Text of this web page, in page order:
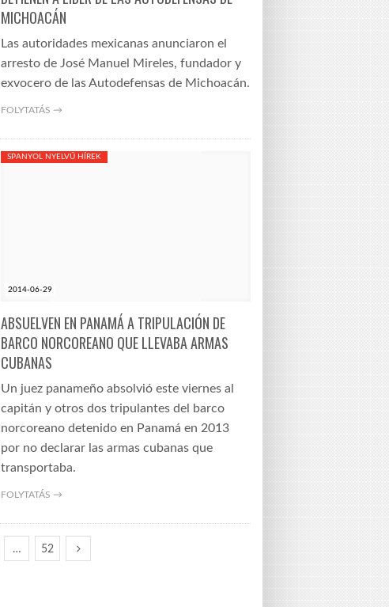
MICHOACÁN
Las autoridades mexicanas anunciaron el
arresto de José Manuel Mireles, fundador y
exvocero de las Autodefensas de Michoacán.
FOLYTATÁS →
2014-06-29
SPANYOL NYELVŰ HÍREK
ABSUELVEN EN PANAMÁ A TRIPULACIÓN DE
BARCO NORCOREANO QUE LLEVABA ARMAS
CUBANAS
Un juez panameño absolvió este viernes al
capitán y otros dos tripulantes del barco
norcoreano detenido en Panamá en 2013
por no declarar las armas cubanas que
transportaba.
FOLYTATÁS →
… 52